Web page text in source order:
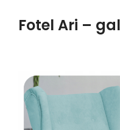
Fotel Ari –